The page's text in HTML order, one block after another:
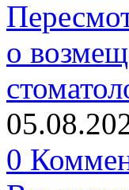
о
0